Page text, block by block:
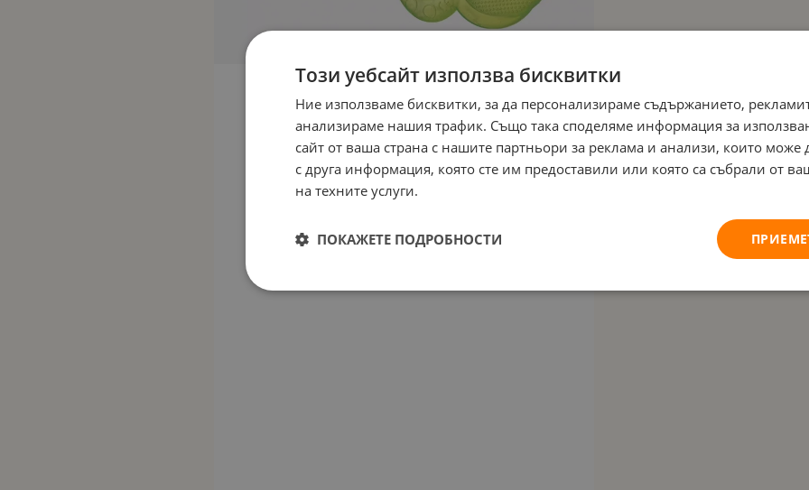
Този уебсайт използва бисквитки
Ние използваме бисквитки, за да персонализираме съдържанието,
анализираме нашия трафик. Също така споделяме информация за
сайт от ваша страна с нашите партньори за реклама и анализи, които може
с друга информация, която сте им предоставили или която са събрали от
на техните услуги.
ПОКАЖЕТЕ ПОДРОБНОСТИ